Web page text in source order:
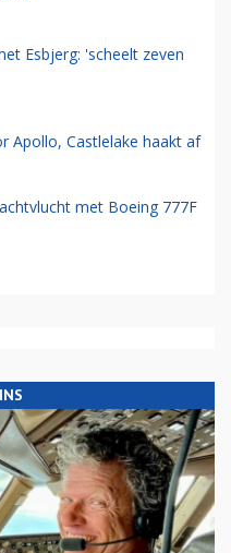
Esbjerg: 'scheelt zeven
Apollo, Castlelake haakt af
met Boeing 777F